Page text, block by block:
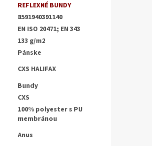
REFLEXNÉ BUNDY
8591940391140
EN ISO 20471; EN 343
133 g/m2
Pánske
CXS HALIFAX
Bundy
CXS
100% polyester s PU
membránou
Anus